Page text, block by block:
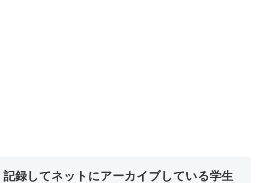
録してネットにアーカイブしている学生